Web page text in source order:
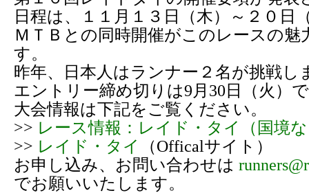
日程は、１１月１３日（木）～２０日
ＭＴＢとの同時開催がこのレースの魅
す。
昨年、日本人はランナー２名が挑戦し
エントリー締め切りは9月30日（火）
大会情報は下記をご覧ください。
>> レース情報：レイド・タイ（国境
>> レイド・タイ
（Officalサイト）
お申し込み、お問い合わせは
でお願いいたします。